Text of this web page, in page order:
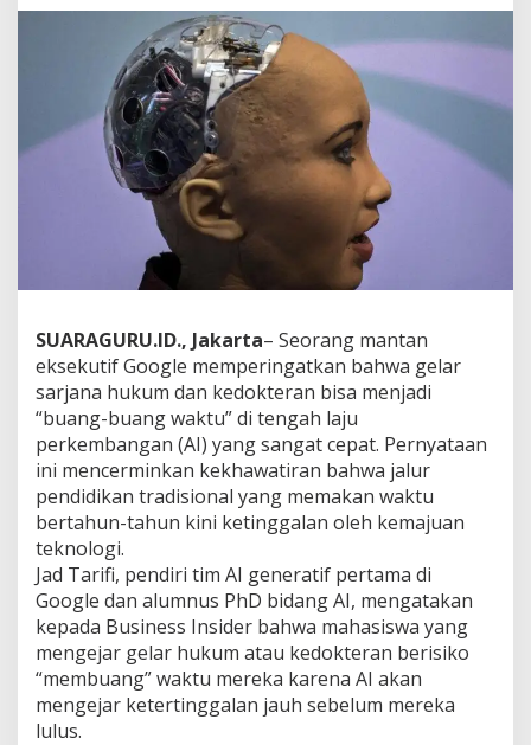
r
o
f
e
s
i
?
E
k
s
P
i
g
g
i
G
o
o
g
l
e
S
b
u
t
L
u
l
s
SUARAGURU.ID., Jakarta– Seorang mantan
eksekutif Google memperingatkan bahwa gelar
sarjana hukum dan kedokteran bisa menjadi
“buang-buang waktu” di tengah laju
perkembangan (AI) yang sangat cepat. Pernyataan
ini mencerminkan kekhawatiran bahwa jalur
pendidikan tradisional yang memakan waktu
bertahun-tahun kini ketinggalan oleh kemajuan
teknologi.
Jad Tarifi, pendiri tim AI generatif pertama di
Google dan alumnus PhD bidang AI, mengatakan
kepada Business Insider bahwa mahasiswa yang
mengejar gelar hukum atau kedokteran berisiko
“membuang” waktu mereka karena AI akan
mengejar ketertinggalan jauh sebelum mereka
lulus.